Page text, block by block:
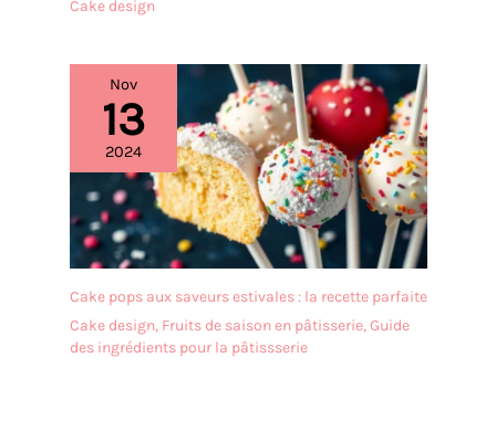
Cake design
Nov
13
2024
Cake pops aux saveurs estivales : la recette parfaite
Cake design, Fruits de saison en pâtisserie,Guide
des ingrédients pour la pâtissserie